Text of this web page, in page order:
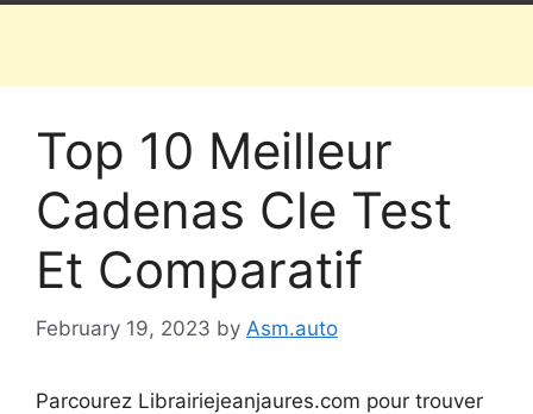
Top 10 Meilleur
Cadenas Cle Test
Et Comparatif
February 19, 2023 by Asm.auto
Parcourez Librairiejeanjaures.com pour trouver